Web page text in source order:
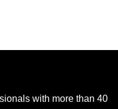
with more than 40